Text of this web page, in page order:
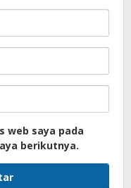
web saya pada
berikutnya.